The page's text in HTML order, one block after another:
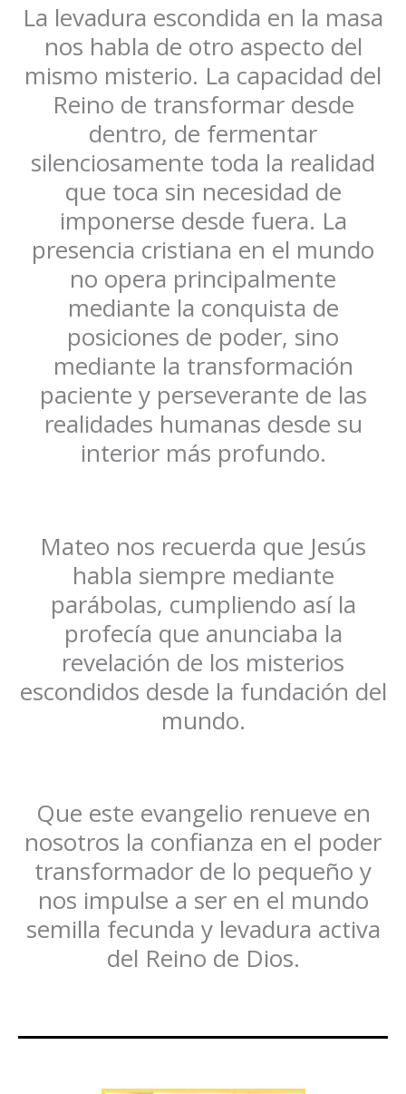
La levadura escondida en la masa
nos habla de otro aspecto del
mismo misterio. La capacidad del
Reino de transformar desde
dentro, de fermentar
silenciosamente toda la realidad
que toca sin necesidad de
imponerse desde fuera. La
presencia cristiana en el mundo
no opera principalmente
mediante la conquista de
posiciones de poder, sino
mediante la transformación
paciente y perseverante de las
realidades humanas desde su
interior más profundo.
Mateo nos recuerda que Jesús
habla siempre mediante
parábolas, cumpliendo así la
profecía que anunciaba la
revelación de los misterios
escondidos desde la fundación del
mundo.
Que este evangelio renueve en
nosotros la confianza en el poder
transformador de lo pequeño y
nos impulse a ser en el mundo
semilla fecunda y levadura activa
del Reino de Dios.